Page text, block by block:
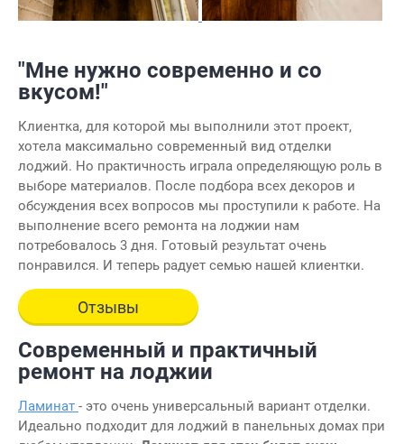
"Мне нужно современно и со
вкусом!"
Клиентка, для которой мы выполнили этот проект,
хотела максимально современный вид отделки
лоджий. Но практичность играла определяющую роль в
выборе материалов. После подбора всех декоров и
обсуждения всех вопросов мы проступили к работе. На
выполнение всего ремонта на лоджии нам
потребовалось 3 дня. Готовый результат очень
понравился. И теперь радует семью нашей клиентки.
Отзывы
Современный и практичный
ремонт на лоджии
Ламинат - это очень универсальный вариант отделки.
Идеально подходит для лоджий в панельных домах при